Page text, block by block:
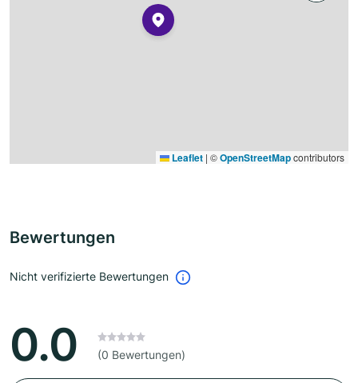
Leaflet | ©OpenStreetMapcontributors
Bewertungen
Nicht verifizierte Bewertungen
0.0 (0 Bewertungen)